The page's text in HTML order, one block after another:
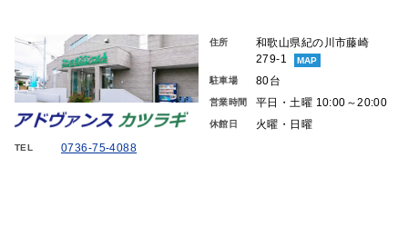
TEL 0736-75-4088
住所
和歌山県紀の川市藤崎
279-1
MAP
駐車場 80台
営業時間 平日・土曜 10:00～20:00
休館日 火曜・日曜